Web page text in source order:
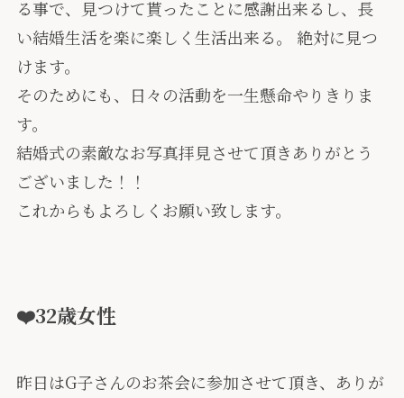
る事で、見つけて貰ったことに感謝出来るし、長
い結婚生活を楽に楽しく生活出来る。 絶対に見つ
けます。
そのためにも、日々の活動を一生懸命やりきりま
す。
結婚式の素敵なお写真拝見させて頂きありがとう
ございました！！
これからもよろしくお願い致します。
❤️32歳女性
昨日はG子さんのお茶会に参加させて頂き、ありが